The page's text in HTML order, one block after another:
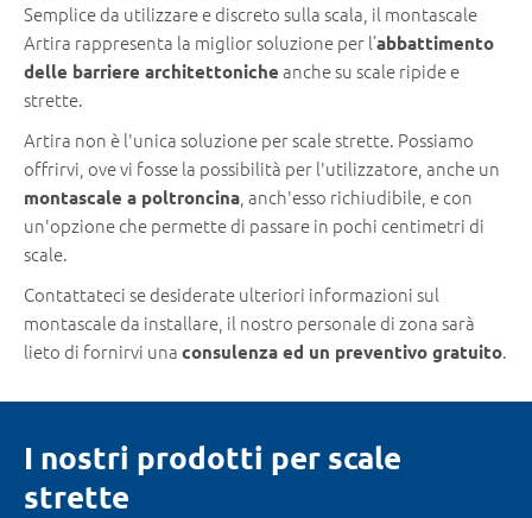
Semplice da utilizzare e discreto sulla scala, il montascale
Artira rappresenta la miglior soluzione per l’abbattimento
delle barriere architettoniche anche su scale ripide e
strette.
Artira non è l'unica soluzione per scale strette. Possiamo
offrirvi, ove vi fosse la possibilità per l'utilizzatore, anche un
montascale a poltroncina, anch'esso richiudibile, e con
un'opzione che permette di passare in pochi centimetri di
scale.
Contattateci se desiderate ulteriori informazioni sul
montascale da installare, il nostro personale di zona sarà
lieto di fornirvi una consulenza ed un preventivo gratuito.
I nostri prodotti per scale
strette